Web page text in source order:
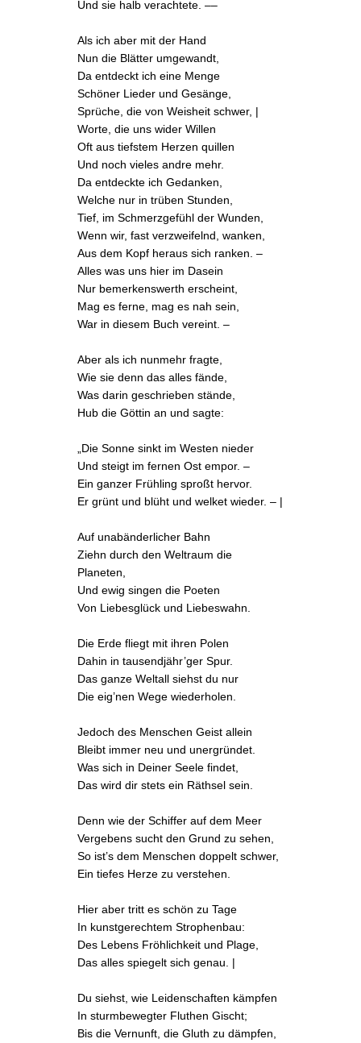
Und sie halb verachtete. ––
Als ich aber mit der Hand
Nun die Blätter umgewandt,
Da entdeckt ich eine Menge
Schöner Lieder und Gesänge,
Sprüche, die von Weisheit schwer, |
Worte, die uns wider Willen
Oft aus tiefstem Herzen quillen
Und noch vieles andre mehr.
Da entdeckte ich Gedanken,
Welche nur in trüben Stunden,
Tief, im Schmerzgefühl der Wunden,
Wenn wir, fast verzweifelnd, wanken,
Aus dem Kopf heraus sich ranken. –
Alles was uns hier im Dasein
Nur bemerkenswerth erscheint,
Mag es ferne, mag es nah sein,
War in diesem Buch vereint. –
Aber als ich nunmehr fragte,
Wie sie denn das alles fände,
Was darin geschrieben stände,
Hub die Göttin an und sagte:
„Die Sonne sinkt im Westen nieder
Und steigt im fernen Ost empor. –
Ein ganzer Frühling sproßt hervor.
Er grünt und blüht und welket wieder. – |
Auf unabänderlicher Bahn
Ziehn durch den Weltraum die
Planeten,
Und ewig singen die Poeten
Von Liebesglück und Liebeswahn.
Die Erde fliegt mit ihren Polen
Dahin in tausendjähr’ger Spur.
Das ganze Weltall siehst du nur
Die eig’nen Wege wiederholen.
Jedoch des Menschen Geist allein
Bleibt immer neu und unergründet.
Was sich in Deiner Seele findet,
Das wird dir stets ein Räthsel sein.
Denn wie der Schiffer auf dem Meer
Vergebens sucht den Grund zu sehen,
So ist’s dem Menschen doppelt schwer,
Ein tiefes Herze zu verstehen.
Hier aber tritt es schön zu Tage
In kunstgerechtem Strophenbau:
Des Lebens Fröhlichkeit und Plage,
Das alles spiegelt sich genau. |
Du siehst, wie Leidenschaften kämpfen
In sturmbewegter Fluthen Gischt;
Bis die Vernunft, die Gluth zu dämpfen,